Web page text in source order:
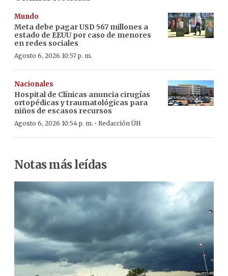
Mundo
Meta debe pagar USD 567 millones a
estado de EEUU por caso de menores
en redes sociales
Agosto 6, 2026 10:57 p. m.
Nacionales
Hospital de Clínicas anuncia cirugías
ortopédicas y traumatológicas para
niños de escasos recursos
Agosto 6, 2026 10:54 p. m. · Redacción ÚH
Notas más leídas